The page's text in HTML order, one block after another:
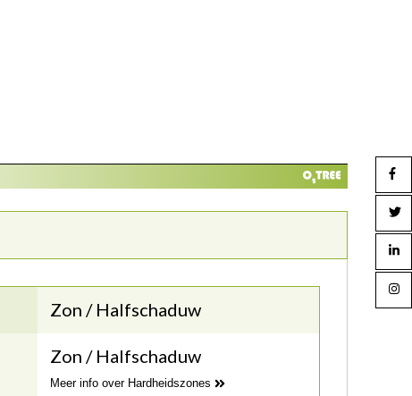
Zon / Halfschaduw
Zon / Halfschaduw
Meer info over Hardheidszones